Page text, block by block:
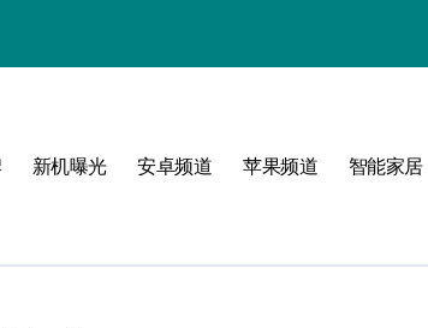
新机曝光 安卓频道 苹果频道 智能家居